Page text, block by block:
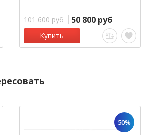
101 600 руб 50 800 руб
Купить
50%